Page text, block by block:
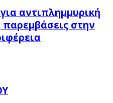
αντιπλημμυρική
παρεμβάσεις στην